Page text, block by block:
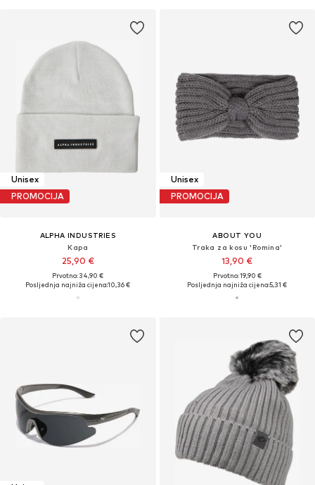
Unisex
PROMOCIJA
ALPHA INDUSTRIES
Kapa
25,90 €
Prvotno: 34,90 €
Posljednja najniža cijena:10,36 €
Unisex
PROMOCIJA
ABOUT YOU
Traka za kosu 'Romina'
13,90 €
Prvotno: 19,90 €
Posljednja najniža cijena:5,31 €